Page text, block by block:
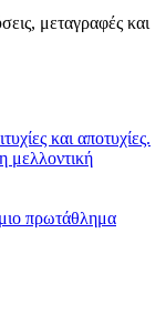
μεταγραφές και
και αποτυχίες.
μελλοντική
πρωτάθλημα